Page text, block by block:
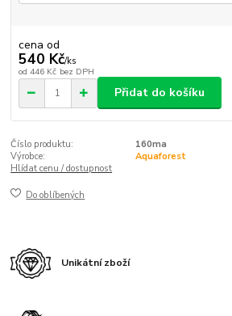
cena od
540 Kč/ks
od 446 Kč bez DPH
Přidat do košíku
Číslo produktu:
160ma
Výrobce:
Aquaforest
Hlídat cenu / dostupnost
Do oblíbených
Unikátní zboží